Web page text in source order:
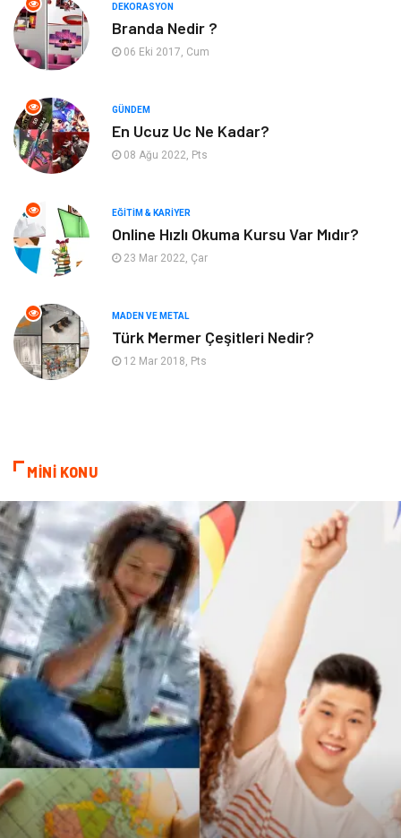
Bahçe Ev Maden ve Metal
Organizasyon Plastik
Emlak
Finans & Ekonomi
Endüstriyel Ürünler
Aksesuar
Nakliyat
Kiralama Servisleri Markalar
Çadır Kına Gecesi
Spor Malzemeleri Basın Yayın
Moda İthalat İhracat
Bakım
DEKORASYON
Branda Nedir ?
06 Eki 2017, Cum
GÜNDEM
En Ucuz Uc Ne Kadar?
08 Ağu 2022, Pts
EĞITIM & KARIYER
Online Hızlı Okuma Kursu Var Mıdır?
23 Mar 2022, Çar
MADEN VE METAL
Türk Mermer Çeşitleri Nedir?
12 Mar 2018, Pts
MİNİ KONU